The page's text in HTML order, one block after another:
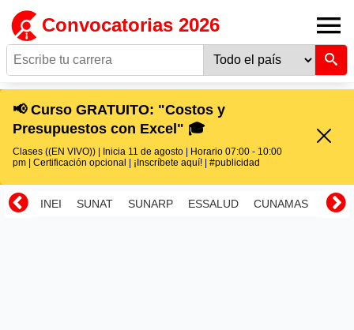
Convocatorias 2026
📢 Curso GRATUITO: "Costos y
Presupuestos con Excel" 🎓
Clases ((EN VIVO)) | Inicia 11 de agosto | Horario 07:00 - 10:00
pm | Certificación opcional | ¡Inscríbete aquí! | #publicidad
INEI SUNAT SUNARP ESSALUD CUNAMAS